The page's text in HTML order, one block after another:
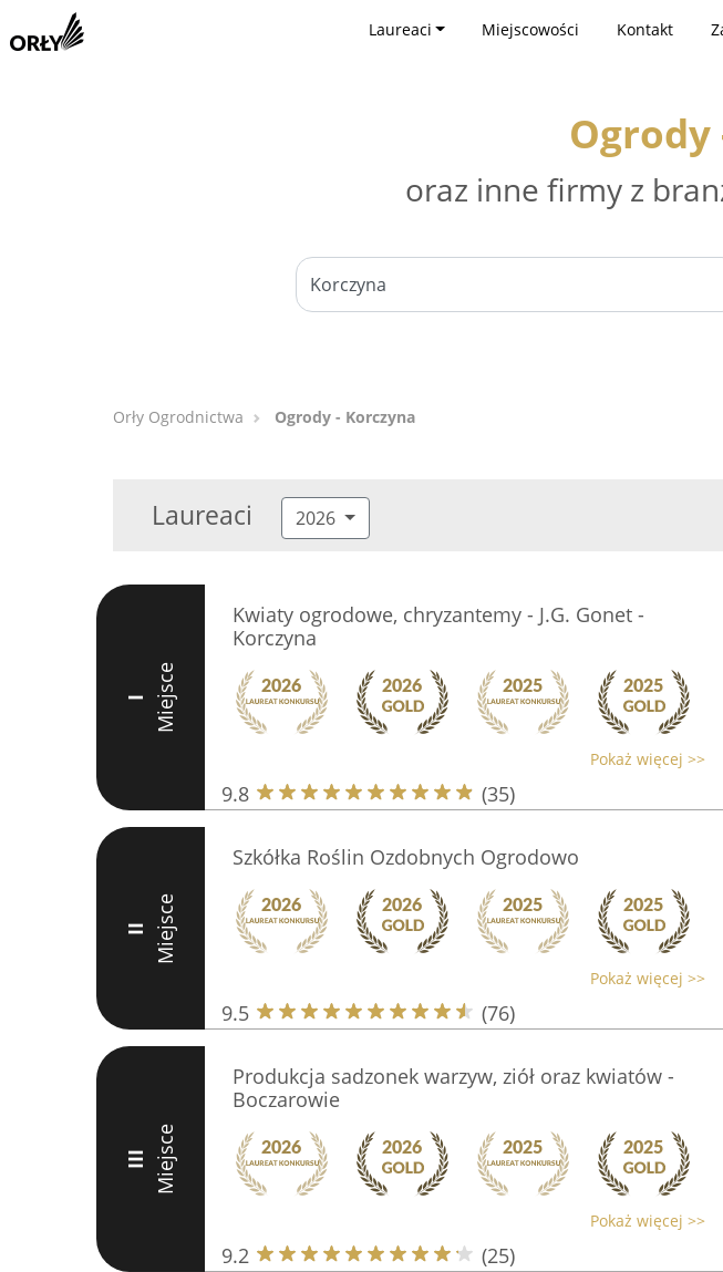
Laureaci Miejscowości Kontakt
Ogrody
oraz inne firmy z
Orły Ogrodnictwa Ogrody - Korczyna
Laureaci 2026
I Miejsce
Kwiaty ogrodowe, chryzantemy - J.G. Gonet -
Korczyna
Pokaż więcej >>
9.8 (35)
II Miejsce
Szkółka Roślin Ozdobnych Ogrodowo
Pokaż więcej >>
9.5 (76)
III Miejsce
Produkcja sadzonek warzyw, ziół oraz kwiatów -
Boczarowie
Pokaż więcej >>
9.2 (25)